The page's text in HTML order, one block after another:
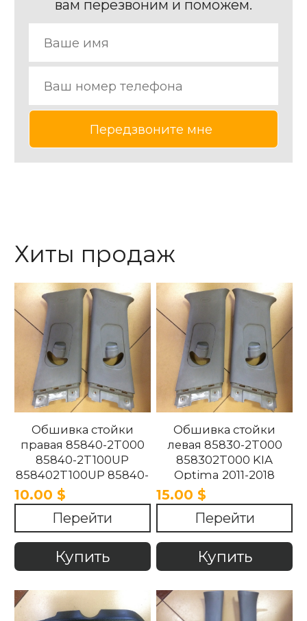
вам перезвоним и поможем.
Хиты продаж
Обшивка стойки
правая 85840-2T000
85840-2T100UP
858402T100UP 85840-
2T100UP KIA Optima
2011-2018
10.00 $
Перейти
Купить
Обшивка стойки
левая 85830-2T000
858302T000 KIA
Optima 2011-2018
15.00 $
Перейти
Купить